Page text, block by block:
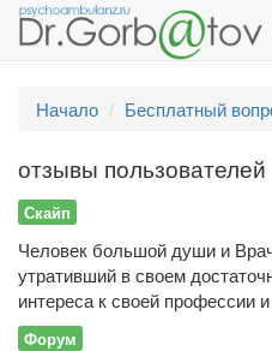
Начало
Бесплатный
отзывы пользователей
Скайп
Человек большой души и
утративший в своем
интереса к своей профессии
Форум